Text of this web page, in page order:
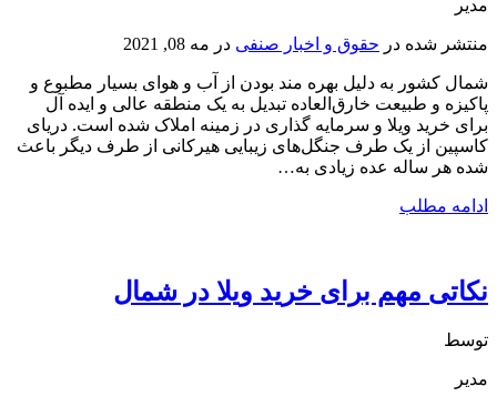
مدیر
منتشر شده در حقوق و اخبار صنفی در مه 08, 2021
شمال کشور به دلیل بهره مند بودن از آب و هوای بسیار مطبوع و
پاکیزه و طبیعت خارق‌العاده تبدیل به یک منطقه عالی و ایده آل
برای خرید ویلا و سرمایه گذاری در زمینه املاک شده است. دریای
کاسپین از یک طرف جنگل‌های زیبایی هیرکانی از طرف دیگر باعث
شده هر ساله عده زیادی به…
ادامه مطلب
نکاتی مهم برای خرید ویلا در شمال
توسط
مدیر